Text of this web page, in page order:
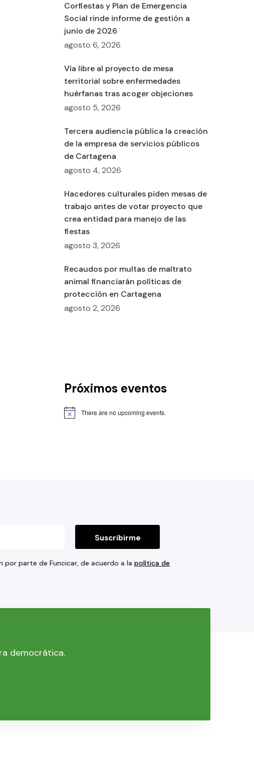
Corfiestas y Plan de Emergencia
Social rinde informe de gestión a
junio de 2026
agosto 6, 2026
Vía libre al proyecto de mesa
territorial sobre enfermedades
huérfanas tras acoger objeciones
agosto 5, 2026
Tercera audiencia pública la creación
de la empresa de servicios públicos
de Cartagena
agosto 4, 2026
Hacedores culturales piden mesas de
trabajo antes de votar proyecto que
crea entidad para manejo de las
fiestas
agosto 3, 2026
Recaudos por multas de maltrato
animal financiarán políticas de
protección en Cartagena
agosto 2, 2026
Próximos eventos
There are no upcoming events.
por parte de Funcicar, de acuerdo a lapolítica de
democrática.